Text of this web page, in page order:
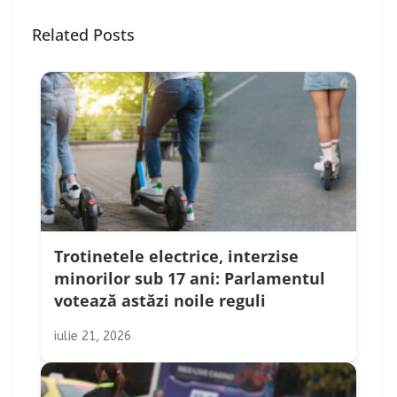
Related Posts
Trotinetele electrice, interzise
minorilor sub 17 ani: Parlamentul
votează astăzi noile reguli
iulie 21, 2026